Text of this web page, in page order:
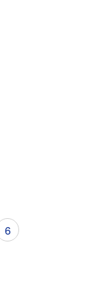
6